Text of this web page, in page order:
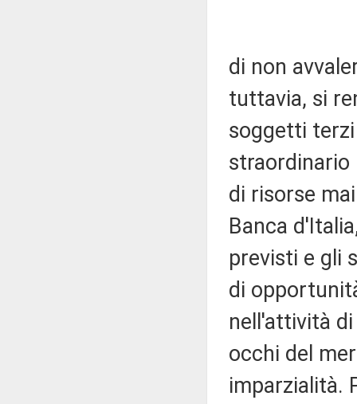
di non
tuttavia, si
soggetti
straordinario
di risorse
Banca
previsti e gli
di
nell'attività
occhi del
imparzialità.